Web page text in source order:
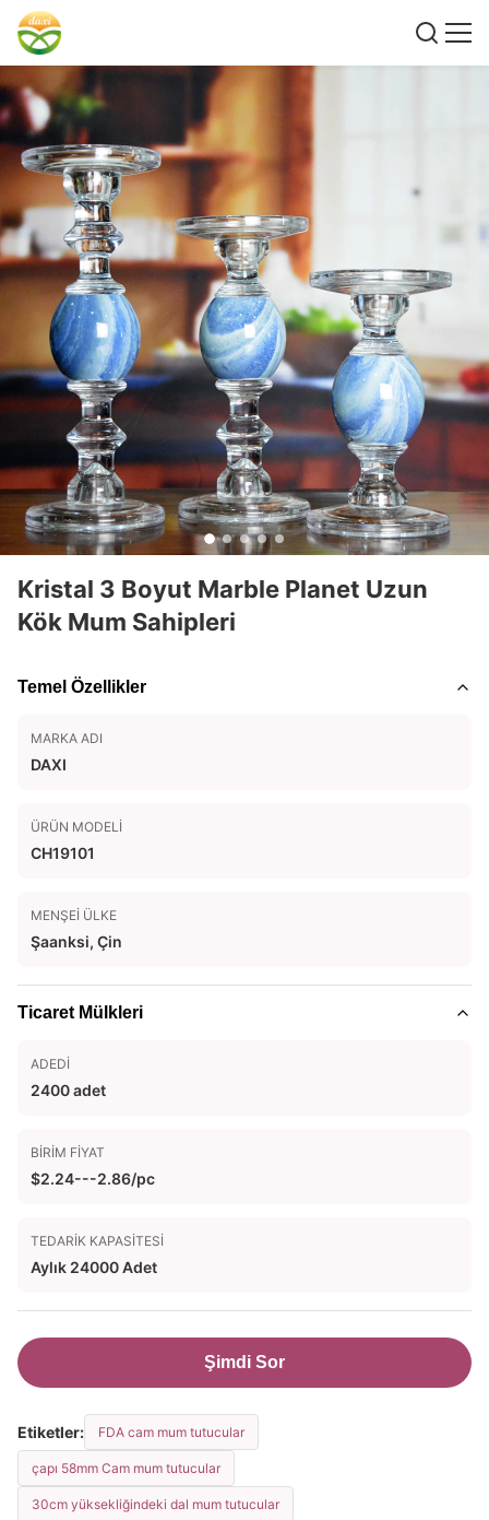
Kristal 3 Boyut Marble Planet Uzun
Kök Mum Sahipleri
Temel Özellikler
MARKA ADI
DAXI
ÜRÜN MODELI
CH19101
MENŞEI ÜLKE
Şaanksi, Çin
Ticaret Mülkleri
ADEDI
2400 adet
BIRIM FIYAT
$2.24---2.86/pc
TEDARIK KAPASITESI
Aylık 24000 Adet
Şimdi Sor
Etiketler: FDA cam mum tutucular
çapı 58mm Cam mum tutucular
30cm yüksekliğindeki dal mum tutucular